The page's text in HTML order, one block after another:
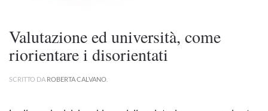
Valutazione ed università, come
riorientare i disorientati
SCRITTO DA ROBERTA CALVANO